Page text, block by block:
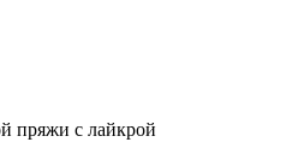
пряжи с лайкрой